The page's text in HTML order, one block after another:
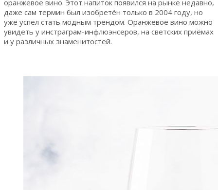
оранжевое вино. Этот напиток появился на рынке недавно,
даже сам термин был изобретён только в 2004 году, но
уже успел стать модным трендом. Оранжевое вино можно
увидеть у инстраграм-инфлюэнсеров, на светских приёмах
и у различных знаменитостей.